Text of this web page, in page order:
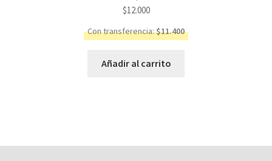
$12.000
Con transferencia:$11.400
Añadir al carrito